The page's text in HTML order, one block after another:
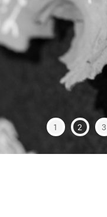
1 2 3